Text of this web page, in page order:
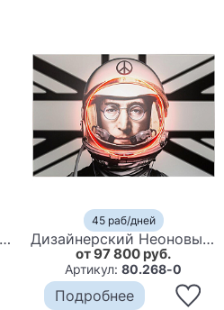
Неоновый постер Фрида Кало в Скафандре Space Girl Frida
45 раб/дней
Дизайнерский Неоновый Постер Джон Леннон в Скафандре Lennon Astronaut
от 97 800 руб.
Артикул:80.268-0
Подробнее